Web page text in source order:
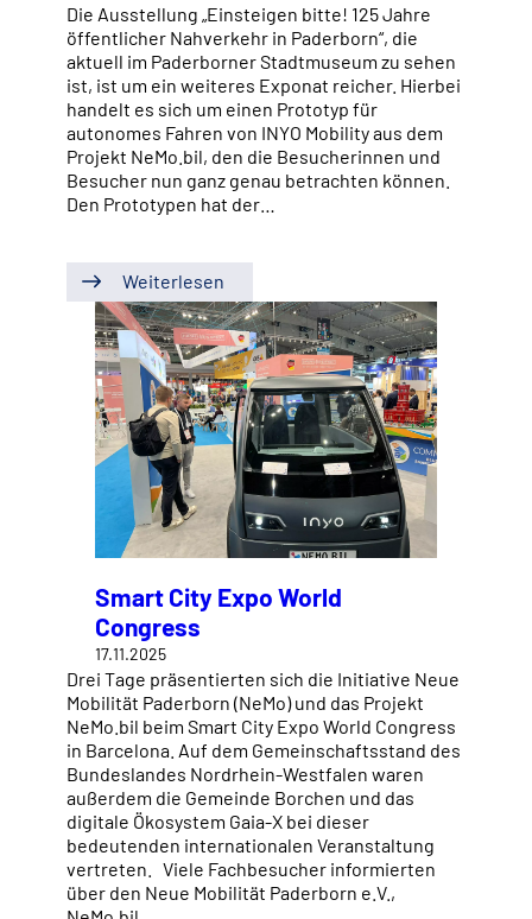
Die Ausstellung „Einsteigen bitte! 125 Jahre
öffentlicher Nahverkehr in Paderborn“, die
aktuell im Paderborner Stadtmuseum zu sehen
ist, ist um ein weiteres Exponat reicher. Hierbei
handelt es sich um einen Prototyp für
autonomes Fahren von INYO Mobility aus dem
Projekt NeMo.bil, den die Besucherinnen und
Besucher nun ganz genau betrachten können.
Den Prototypen hat der…
Weiterlesen
Smart City Expo World
Congress
17.11.2025
Drei Tage präsentierten sich die Initiative Neue
Mobilität Paderborn (NeMo) und das Projekt
NeMo.bil beim Smart City Expo World Congress
in Barcelona. Auf dem Gemeinschaftsstand des
Bundeslandes Nordrhein-Westfalen waren
außerdem die Gemeinde Borchen und das
digitale Ökosystem Gaia-X bei dieser
bedeutenden internationalen Veranstaltung
vertreten. Viele Fachbesucher informierten
über den Neue Mobilität Paderborn e.V.,